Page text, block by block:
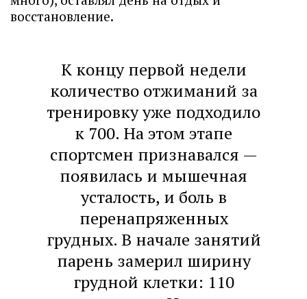
восстановление.
К концу первой недели
количество отжиманий за
тренировку уже подходило
к 700. На этом этапе
спортсмен признавался —
появилась и мышечная
усталость, и боль в
перенапряженных
грудных. В начале занятий
парень замерил ширину
грудной клетки: 110